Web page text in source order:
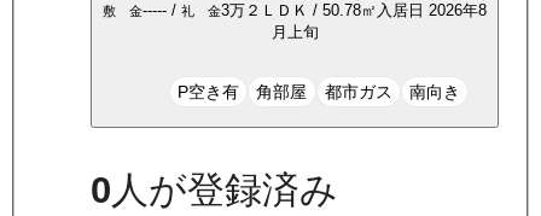
敷 金----- / 礼 金3万 ２ＬＤＫ / 50.78㎡ 入居日 2026年8
月上旬
P空き有 角部屋 都市ガス 南向き
0 人が登録済み